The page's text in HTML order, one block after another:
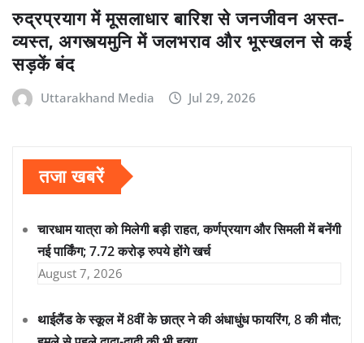
रुद्रप्रयाग में मूसलाधार बारिश से जनजीवन अस्त-
व्यस्त, अगस्त्यमुनि में जलभराव और भूस्खलन से कई
सड़कें बंद
Uttarakhand Media Jul 29, 2026
तजा खबरें
चारधाम यात्रा को मिलेगी बड़ी राहत, कर्णप्रयाग और सिमली में बनेंगी
नई पार्किंग; 7.72 करोड़ रुपये होंगे खर्च
August 7, 2026
थाईलैंड के स्कूल में 8वीं के छात्र ने की अंधाधुंध फायरिंग, 8 की मौत;